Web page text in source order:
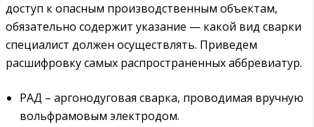
доступ к опасным производственным объектам,
обязательно содержит указание — какой вид сварки
специалист должен осуществлять. Приведем
расшифровку самых распространенных аббревиатур.
РАД – аргонодуговая сварка, проводимая вручную
вольфрамовым электродом.